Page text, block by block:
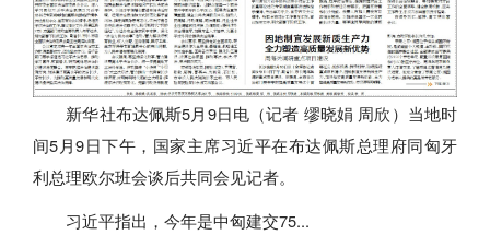
新华社布达佩斯5月9日电（记者 缪晓娟 周欣）当地时
间5月9日下午，国家主席习近平在布达佩斯总理府同匈牙
利总理欧尔班会谈后共同会见记者。
习近平指出，今年是中匈建交75...